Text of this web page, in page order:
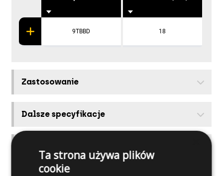
9TBBD 18
Zastosowanie
Dalsze specyfikacje
Ta strona używa plików
cookie